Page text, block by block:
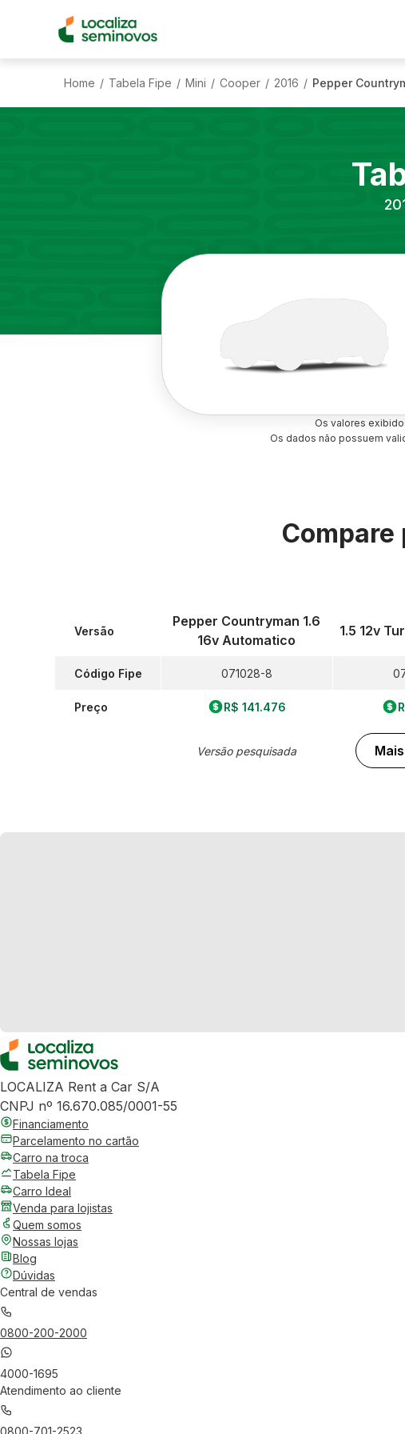
Home / Tabela Fipe / Mini / Cooper / 2016 / Pepper
Os valores
Os dados não possuem
Compare
Versão
Código Fipe
Preço
Pepper Countryman 1.6
16v Automatico
071028-8
R$ 141.476
Versão pesquisada
1.5 12v
LOCALIZA Rent a Car S/A
CNPJ nº 16.670.085/0001-55
Financiamento
Parcelamento no cartão
Carro na troca
Tabela Fipe
Carro Ideal
Venda para lojistas
Quem somos
Nossas lojas
Blog
Dúvidas
Central de vendas
0800-200-2000
4000-1695
Atendimento ao cliente
0800-701-2523